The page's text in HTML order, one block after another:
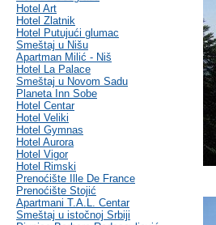
Hotel Art
Hotel Zlatnik
Hotel Putujući glumac
Smeštaj u Nišu
Apartman Milić - Niš
Hotel La Palace
Smeštaj u Novom Sadu
Planeta Inn Sobe
Hotel Centar
Hotel Veliki
Hotel Gymnas
Hotel Aurora
Hotel Vigor
Hotel Rimski
Prenoćište Ille De France
Prenoćište Stojić
Apartmani T.A.L. Centar
Smeštaj u istočnoj Srbiji